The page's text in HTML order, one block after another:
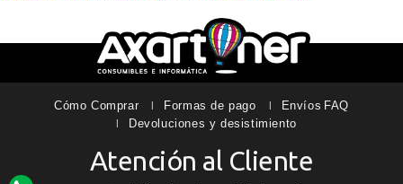
Cómo Comprar Formas de pago Envíos FAQ
Devoluciones y desistimiento
Atención al Cliente